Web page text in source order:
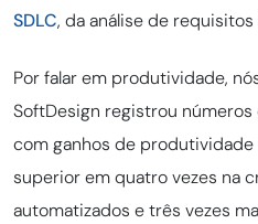
SDLC, da análise de
Por falar em produtividade,
SoftDesign registrou
com ganhos de
superior em quatro vezes na
automatizados e três vezes